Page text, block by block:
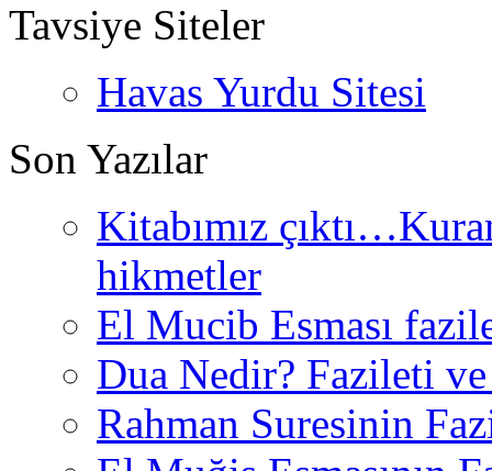
Tavsiye Siteler
Havas Yurdu Sitesi
Son Yazılar
Kitabımız
hikmetler
El Mucib Esması
Dua Nedir? Fazileti
Rahman Suresinin